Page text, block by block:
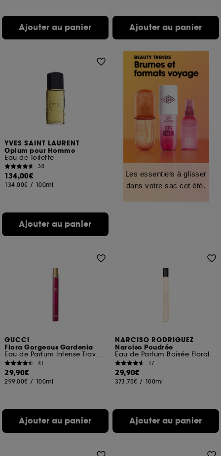
Ajouter au panier Ajouter au panier
YVES SAINT LAURENT
Opium pour Homme
Eau de Toilette
30
134,00€
134,00€ / 100ml
Ajouter au panier
Les essentiels à glisser
dans votre sac cet été.
GUCCI
Flora Gorgeous Gardenia
Eau de Parfum Intense Travel size
41
29,90€
299,00€ / 100ml
Ajouter au panier
NARCISO RODRIGUEZ
Narciso Poudrée
Eau de Parfum Boisée Florale Poudrée format voyage
17
29,90€
373,75€ / 100ml
Ajouter au panier